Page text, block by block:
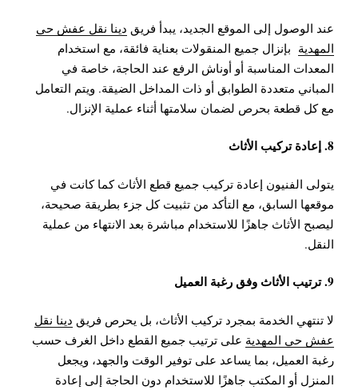
عند الوصول إلى الموقع الجديد، يبدأ فريق دينا نقل عفش حي
المهدية بإنزال جميع المنقولات بعناية فائقة، مع استخدام
المعدات المناسبة أو أوناش الرفع عند الحاجة، خاصة في
المباني متعددة الطوابق أو ذات المداخل الضيقة. ويتم التعامل
مع كل قطعة بحرص لضمان سلامتها أثناء عملية الإنزال.
8. إعادة تركيب الأثاث
يتولى الفنيون إعادة تركيب جميع قطع الأثاث كما كانت في
موقعها السابق، مع التأكد من تثبيت كل جزء بطريقة صحيحة،
ليصبح الأثاث جاهزًا للاستخدام مباشرة بعد الانتهاء من عملية
النقل.
9. ترتيب الأثاث وفق رغبة العميل
لا تنتهي الخدمة بمجرد تركيب الأثاث، بل يحرص فريق دينا نقل
عفش حي المهدية على ترتيب جميع القطع داخل الغرف حسب
رغبة العميل، بما يساعد على توفير الوقت والجهد، ويجعل
المنزل أو المكتب جاهزًا للاستخدام دون الحاجة إلى إعادة